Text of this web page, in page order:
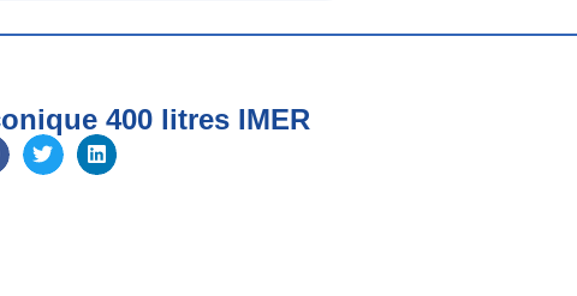
400 litres IMER